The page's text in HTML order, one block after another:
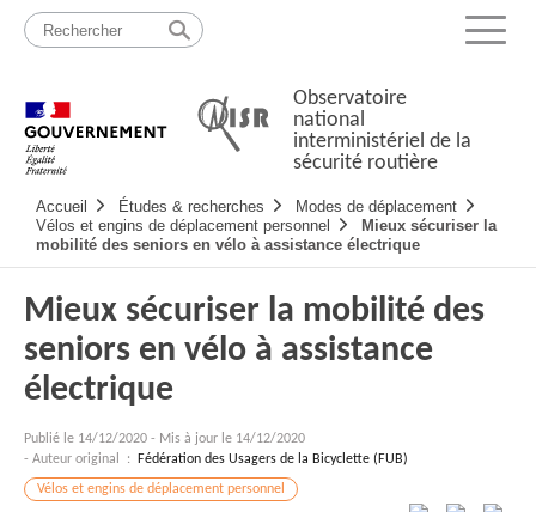
Passer
contenu
Menu
Observatoire
national
interministériel de la
sécurité routière
principale
Accueil Études & recherches
Modes de déplacement
Vélos et engins de déplacement personnel
Mieux sécuriser la
mobilité des seniors en vélo à assistance électrique
Mieux sécuriser la mobilité des
seniors en vélo à assistance
électrique
Publié le 14/12/2020 - Mis à jour le 14/12/2020
- Auteur original : Fédération des Usagers de la Bicyclette (FUB)
Vélos et engins de déplacement personnel